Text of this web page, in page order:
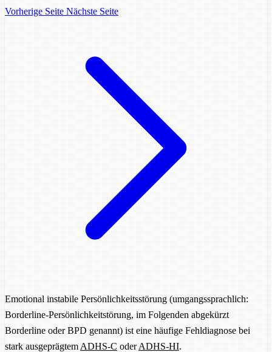
Vorherige Seite Nächste Seite
Emotional instabile Persönlichkeitsstörung (umgangssprachlich:
Borderline-Persönlichkeitstörung, im Folgenden abgekürzt
Borderline oder BPD genannt) ist eine häufige Fehldiagnose bei
stark ausgeprägtem ADHS-C oderADHS-HI.